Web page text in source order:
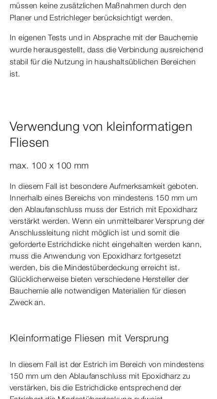
müssen keine zusätzlichen Maßnahmen durch den
Planer und Estrichleger berücksichtigt werden.
In eigenen Tests und in Absprache mit der Bauchemie
wurde herausgestellt, dass die Verbindung ausreichend
stabil für die Nutzung in haushaltsüblichen Bereichen
ist.
Verwendung von kleinformatigen
Fliesen
max. 100 x 100 mm
In diesem Fall ist besondere Aufmerksamkeit geboten.
Innerhalb eines Bereichs von mindestens 150 mm um
den Ablaufanschluss muss der Estrich mit Epoxidharz
verstärkt werden. Wenn ein unmittelbarer Versprung der
Anschlussleitung nicht möglich ist und somit die
geforderte Estrichdicke nicht eingehalten werden kann,
muss die Anwendung von Epoxidharz fortgesetzt
werden, bis die Mindestüberdeckung erreicht ist.
Glücklicherweise bieten verschiedene Hersteller der
Bauchemie alle notwendigen Materialien für diesen
Zweck an.
Kleinformatige Fliesen mit Versprung
In diesem Fall ist der Estrich im Bereich von mindestens
150 mm um den Ablaufanschluss mit Epoxidharz zu
verstärken, bis die Estrichdicke entsprechend der